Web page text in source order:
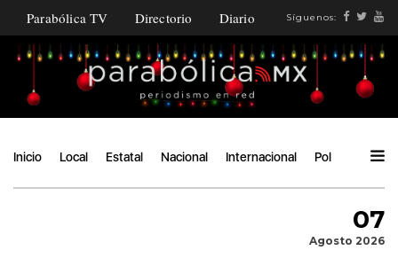
Parabólica TV Directorio Diario Síguenos:
Inicio Local Estatal Nacional Internacional Política
07
Agosto 2026